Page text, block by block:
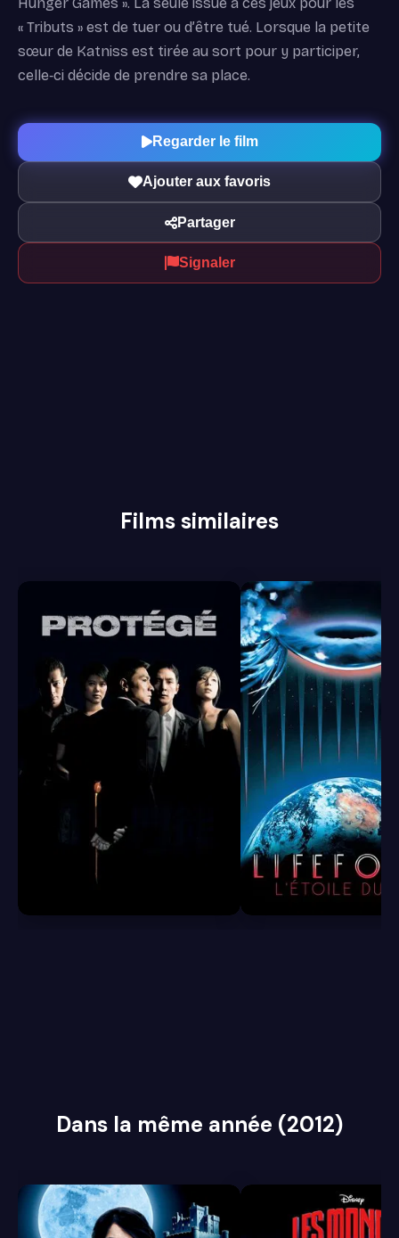
« Tributs » est de tuer ou d’être tué. Lorsque la petite
sœur de Katniss est tirée au sort pour y participer,
celle‐ci décide de prendre sa place.
Regarder le film
Ajouter aux favoris
Partager
Signaler
Films similaires
6.2
Dans la même année (2012)